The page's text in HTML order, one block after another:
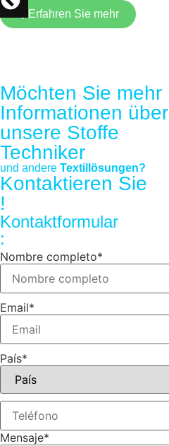
Erfahren Sie mehr
Möchten Sie mehr
Informationen über
unsere Stoffe
Techniker
und andere Textillösungen?
Kontaktieren Sie
!
Kontaktformular
:
Nombre completo*
Email*
País*
Mensaje*